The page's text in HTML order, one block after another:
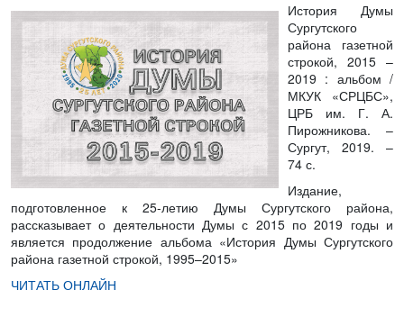
История Думы
Сургутского
района газетной
строкой, 2015 –
2019 : альбом /
МКУК «СРЦБС»,
ЦРБ им. Г. А.
Пирожникова. –
Сургут, 2019. –
74 с.
Издание,
подготовленное к 25-летию Думы Сургутского района,
рассказывает о деятельности Думы с 2015 по 2019 годы и
является продолжение альбома «История Думы Сургутского
района газетной строкой, 1995–2015»
ЧИТАТЬ ОНЛАЙН